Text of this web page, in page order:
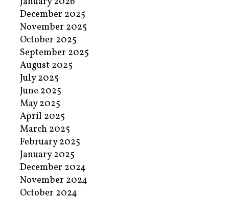
December 2025
November 2025
October 2025
September 2025
August 2025
July 2025
June 2025
May 2025
April 2025
March 2025
February 2025
January 2025
December 2024
November 2024
October 2024